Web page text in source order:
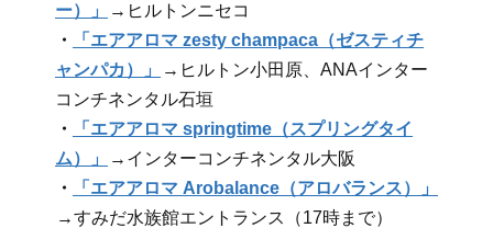
ー）」
→ヒルトンニセコ
・
「エアアロマ zesty champaca（ゼスティチ
ャンパカ）」
→ヒルトン小田原、ANAインター
コンチネンタル石垣
・
「エアアロマ springtime（スプリングタイ
ム）」
→インターコンチネンタル大阪
・
「エアアロマ Arobalance（アロバランス）」
→すみだ水族館エントランス（17時まで）